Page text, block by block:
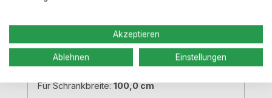
Adesso 1, Besteckeinsatz, für 100er
Schrank
Für Schrankbreite:100,0 cm
Akzeptieren
Ablehnen Einstellungen